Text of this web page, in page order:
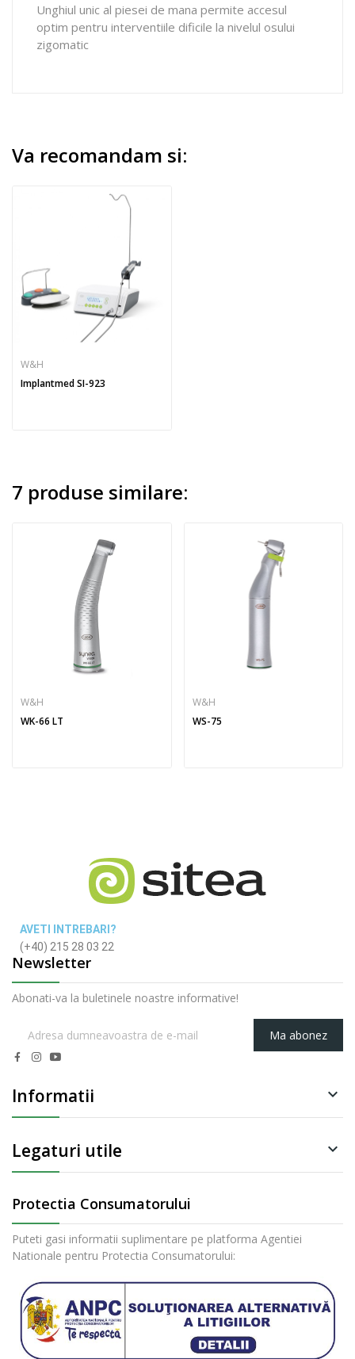
Unghiul unic al piesei de mana permite accesul
optim pentru interventiile dificile la nivelul osului
zigomatic
Va recomandam si:
W&H
Implantmed SI-923
7 produse similare:
W&H
WK-66 LT
W&H
WS-75
AVETI INTREBARI?
(+40) 215 28 03 22
Newsletter
Abonati-va la buletinele noastre informative!
Ma abonez
Informatii 
Legaturi utile 
Protectia Consumatorului
Puteti gasi informatii suplimentare pe platforma Agentiei
Nationale pentru Protectia Consumatorului: